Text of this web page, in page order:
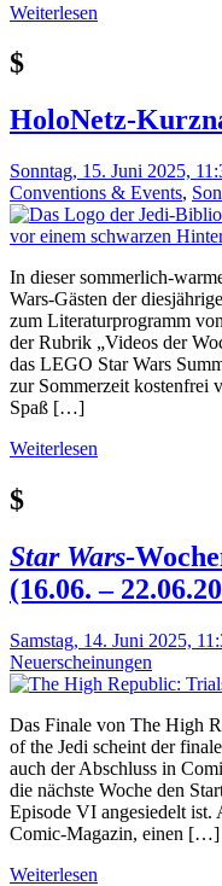
Weiterlesen
$
HoloNetz-
Sonntag, 15. Juni 2025,
Conventions & Events,
In dieser sommerlich-
Wars-Gästen der
zum Literaturprogramm
der Rubrik „Videos der
das LEGO Star Wars
zur Sommerzeit kostenfrei
Spaß […]
Weiterlesen
$
Star Wars-
(16.06. –
Samstag, 14. Juni 2025,
Neuerscheinungen
Das Finale von The High
of the Jedi scheint der
auch der Abschluss in
die nächste Woche den
Episode VI angesiedelt ist.
Comic-Magazin, einen […]
Weiterlesen